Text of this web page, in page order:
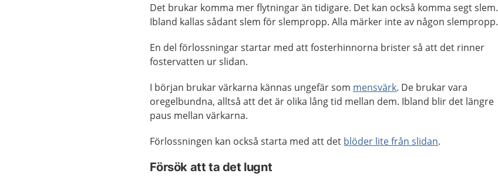
Det brukar komma mer flytningar än tidigare. Det kan också komma segt slem.
Ibland kallas sådant slem för slempropp. Alla märker inte av någon slempropp.
En del förlossningar startar med att fosterhinnorna brister så att det rinner
fostervatten ur slidan.
I början brukar värkarna kännas ungefär som mensvärk. De brukar vara
oregelbundna, alltså att det är olika lång tid mellan dem. Ibland blir det längre
paus mellan värkarna.
Förlossningen kan också starta med att det blöder lite från slidan.
Försök att ta det lugnt